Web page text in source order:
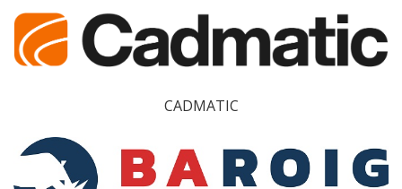
CADMATIC